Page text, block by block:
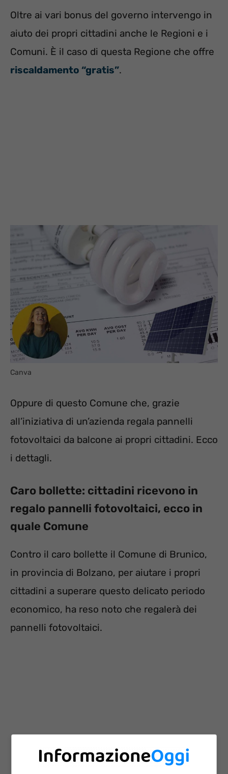
Oltre ai vari bonus del governo intervengo in
aiuto dei propri cittadini anche le Regioni e i
Comuni. È il caso di questa Regione che offre
riscaldamento “gratis”.
Canva
Oppure di questo Comune che, grazie
all’iniziativa di un’azienda regala pannelli
fotovoltaici da balcone ai propri cittadini. Ecco
i dettagli.
Caro bollette: cittadini ricevono in
regalo pannelli fotovoltaici, ecco in
quale Comune
Contro il caro bollette il Comune di Brunico,
in provincia di Bolzano, per aiutare i propri
cittadini a superare questo delicato periodo
economico, ha reso noto che regalerà dei
pannelli fotovoltaici.